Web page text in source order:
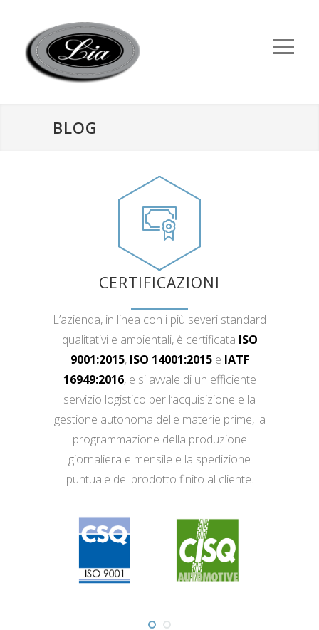
BLOG
CERTIFICAZIONI
L’azienda, in linea con i più severi standard
qualitativi e ambientali, è certificata ISO
9001:2015, ISO 14001:2015e IATF
16949:2016, e si avvale di un efficiente
servizio logistico per l’acquisizione e la
gestione autonoma delle materie prime, la
programmazione della produzione
giornaliera e mensile e la spedizione
puntuale del prodotto finito al cliente.